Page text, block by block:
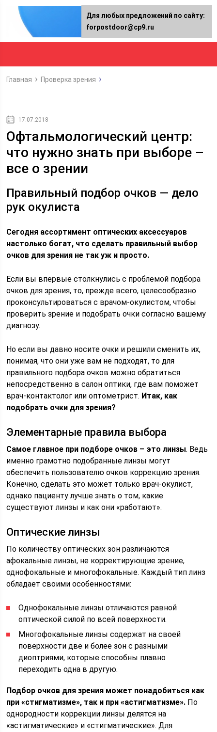
Главная Проверка зрения
17.07.2018
Офтальмологический центр:
что нужно знать при выборе –
все о зрении
Правильный подбор очков — дело
рук окулиста
Сегодня ассортимент оптических аксессуаров
настолько богат, что сделать правильный выбор
очков для зрения не так уж и просто.
Если вы впервые столкнулись с проблемой подбора
очков для зрения, то, прежде всего, целесообразно
проконсультироваться с врачом-окулистом, чтобы
проверить зрение и подобрать очки согласно вашему
диагнозу.
Но если вы давно носите очки и решили сменить их,
понимая, что они уже вам не подходят, то для
правильного подбора очков можно обратиться
непосредственно в салон оптики, где вам поможет
врач-контактолог или оптометрист. Итак, как
подобрать очки для зрения?
Элементарные правила выбора
Самое главное при подборе очков – это линзы. Ведь
именно грамотно подобранные линзы могут
обеспечить пользователю очков коррекцию зрения.
Конечно, сделать это может только врач-окулист,
однако пациенту лучше знать о том, какие
существуют линзы и как они «работают».
Оптические линзы
По количеству оптических зон различаются
афокальные линзы, не корректирующие зрение,
однофокальные и многофокальные. Каждый тип линз
обладает своими особенностями:
Однофокальные линзы отличаются равной
оптической силой по всей поверхности.
Многофокальные линзы содержат на своей
поверхности две и более зон с разными
диоптриями, которые способны плавно
переходить одна в другую.
Подбор очков для зрения может понадобиться как
при «стигматизме», так и при «астигматизме». По
однородности коррекции линзы делятся на
«астигматические» и «стигматические». Для
Для любых предложений по сайту:
forpostdoor@cp9.ru